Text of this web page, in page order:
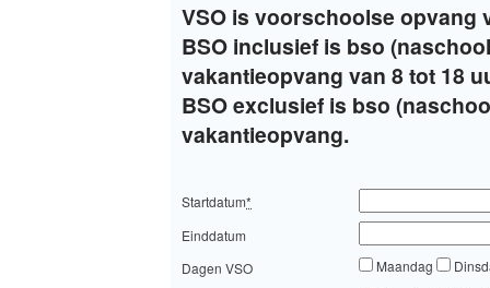
VSO is voorschoolse opvang
BSO inclusief is bso
vakantieopvang van 8 tot 18
BSO exclusief is bso
vakantieopvang.
Startdatum*
Einddatum
Dagen VSO
Maandag